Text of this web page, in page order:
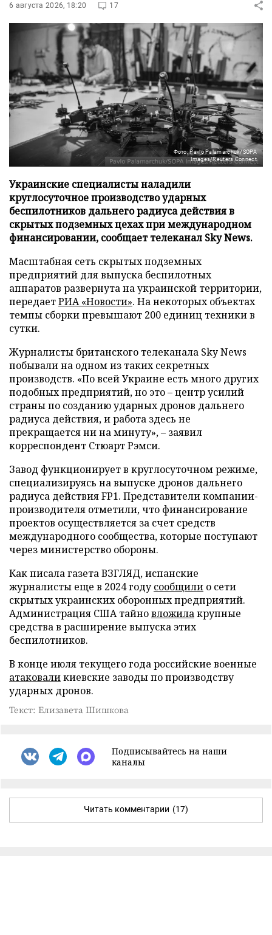
6 августа 2026, 18:20 17
Фото: Pavlo Palamarchuk/SOPA
Images/Reuters Connect
Украинские специалисты наладили
круглосуточное производство ударных
беспилотников дальнего радиуса действия в
скрытых подземных цехах при международном
финансировании, сообщает телеканал Sky News.
Масштабная сеть скрытых подземных
предприятий для выпуска беспилотных
аппаратов развернута на украинской территории,
передаетРИА «Новости». На некоторых объектах
темпы сборки превышают 200 единиц техники в
сутки.
Журналисты британского телеканала Sky News
побывали на одном из таких секретных
производств. «По всей Украине есть много других
подобных предприятий, но это – центр усилий
страны по созданию ударных дронов дальнего
радиуса действия, и работа здесь не
прекращается ни на минуту», – заявил
корреспондент Стюарт Рэмси.
Завод функционирует в круглосуточном режиме,
специализируясь на выпуске дронов дальнего
радиуса действия FP1. Представители компании-
производителя отметили, что финансирование
проектов осуществляется за счет средств
международного сообщества, которые поступают
через министерство обороны.
Как писала газета ВЗГЛЯД, испанские
журналисты еще в 2024 годусообщили о сети
скрытых украинских оборонных предприятий.
Администрация США тайновложилакрупные
средства в расширение выпуска этих
беспилотников.
В конце июля текущего года российские военные
атаковаликиевские заводы по производству
ударных дронов.
Текст: Елизавета Шишкова
Подписывайтесь на наши
каналы
Читать комментарии (17)